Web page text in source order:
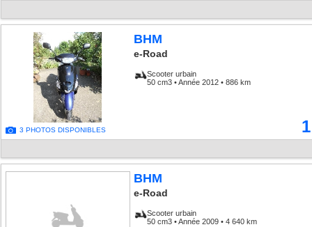
3 PHOTOS DISPONIBLES
BHM
e-Road
Scooter urbain
50 cm3 • Année 2012 • 886 km
BHM
e-Road
Scooter urbain
50 cm3 • Année 2009 • 4 640 km